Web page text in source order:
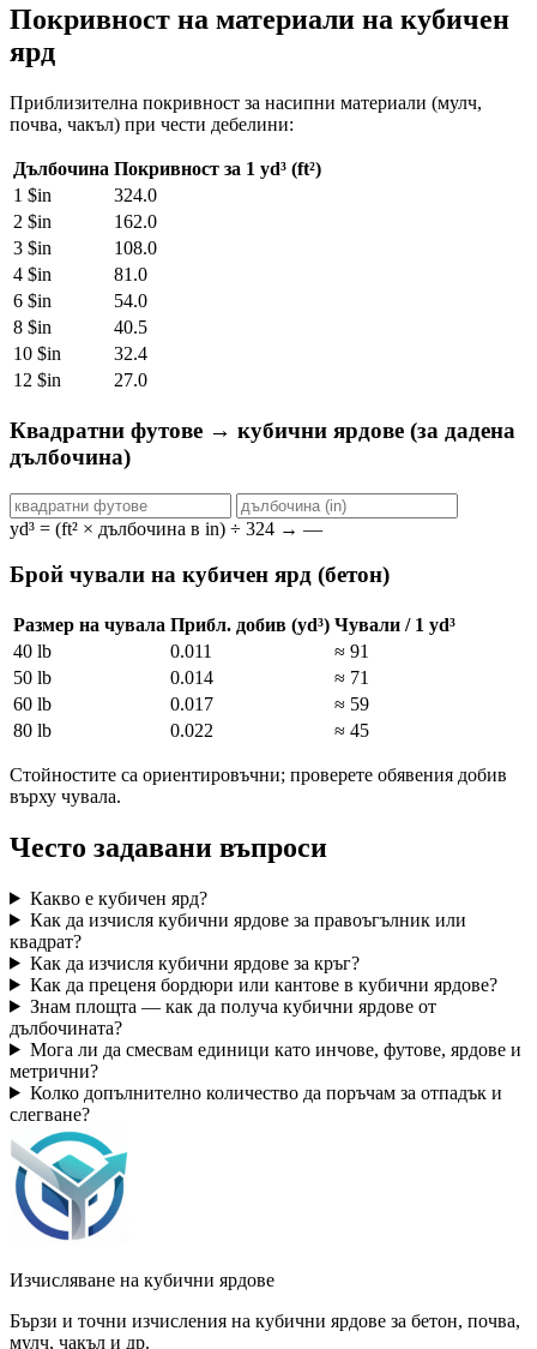
Покривност на материали на кубичен
ярд
Приблизителна покривност за насипни материали (мулч,
почва, чакъл) при чести дебелини:
Дълбочина Покривност за 1 yd³ (ft²)
1 $in
324.0
2 $in
162.0
3 $in
108.0
4 $in
81.0
6 $in
54.0
8 $in
40.5
10 $in
32.4
12 $in
27.0
Квадратни футове → кубични ярдове (за дадена
дълбочина)
yd³ = (ft² × дълбочина в in) ÷ 324 → —
Брой чували на кубичен ярд (бетон)
Размер на чувала Прибл. добив (yd³) Чували / 1 yd³
40 lb
0.011
≈ 91
50 lb
0.014
≈ 71
60 lb
0.017
≈ 59
80 lb
0.022 ≈ 45
Стойностите са ориентировъчни; проверете обявения добив
върху чувала.
Често задавани въпроси
Какво е кубичен ярд?
Как да изчисля кубични ярдове за правоъгълник или
квадрат?
Как да изчисля кубични ярдове за кръг?
Как да преценя бордюри или кантове в кубични ярдове?
Знам площта — как да получа кубични ярдове от
дълбочината?
Мога ли да смесвам единици като инчове, футове, ярдове и
метрични?
Колко допълнително количество да поръчам за отпадък и
слегване?
Изчисляване на кубични ярдове
Бързи и точни изчисления на кубични ярдове за бетон, почва,
мулч, чакъл и др.